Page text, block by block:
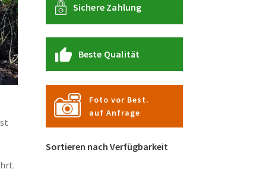
Sichere Zahlung
Beste Qualität
Foto vor Best.
auf Anfrage
Sortieren nach Verfügbarkeit